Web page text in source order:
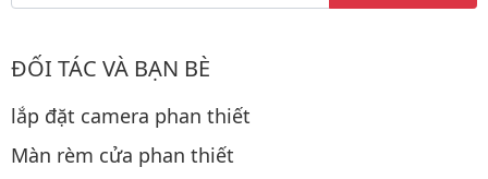
ĐỐI TÁC VÀ BẠN BÈ
lắp đặt camera phan thiết
Màn rèm cửa phan thiết